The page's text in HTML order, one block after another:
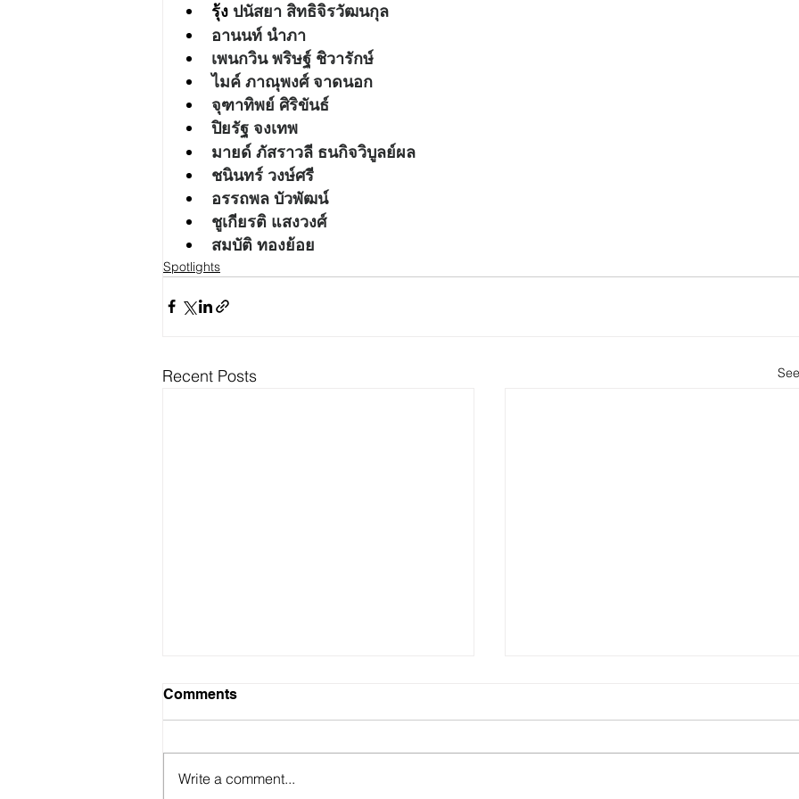
รุ้ง ปนัสยา สิทธิจิรวัฒนกุล
อานนท์ นำภา
เพนกวิน พริษฐ์ ชิวารักษ์
ไมค์ ภาณุพงศ์ จาดนอก
จุฑาทิพย์ ศิริขันธ์
ปิยรัฐ จงเทพ
มายด์ ภัสราวลี ธนกิจวิบูลย์ผล
ชนินทร์ วงษ์ศรี
อรรถพล บัวพัฒน์
ชูเกียรติ แสงวงศ์
สมบัติ ทองย้อย
Spotlights
Recent Posts
Comments
Write a comment...